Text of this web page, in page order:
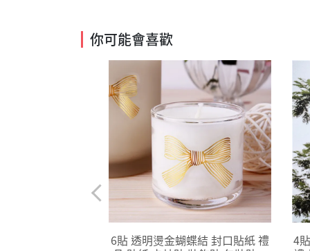
你可能會喜歡
6貼 透明燙金蝴蝶結 封口貼紙 禮
4